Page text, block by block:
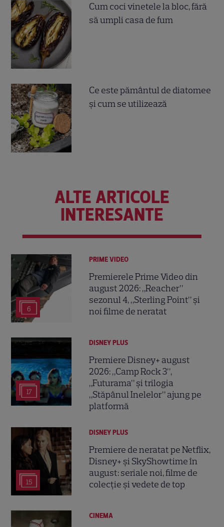
Cum coci vinetele la bloc, fără
să umpli casa de fum
Ce este pământul de diatomee
și cum se utilizează
ALTE ARTICOLE
INTERESANTE
6
PRIME VIDEO
Premierele Prime Video din
august 2026: „Reacher”
sezonul 4, „Sterling Point” și
noi filme de neratat
17
DISNEY PLUS
Premiere Disney+ august
2026: „Camp Rock 3”,
„Futurama” și trilogia
„Stăpânul Inelelor” ajung pe
platformă
15
DISNEY PLUS
Premiere de neratat pe Netflix,
Disney+ și SkyShowtime în
august: seriale noi, filme de
colecție și vedete de top
CINEMA